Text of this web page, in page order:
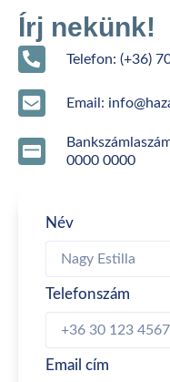
Írj nekünk!
Telefon: (+36)
Email:
0000 0000
Név
Telefonszám
Email cím